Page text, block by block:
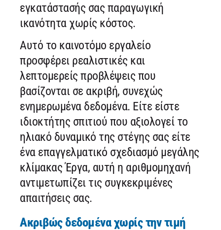
εγκατάστασής σας παραγωγική
ικανότητα χωρίς κόστος.
Αυτό το καινοτόμο εργαλείο
προσφέρει ρεαλιστικές και
λεπτομερείς προβλέψεις που
βασίζονται σε ακριβή, συνεχώς
ενημερωμένα δεδομένα. Είτε είστε
ιδιοκτήτης σπιτιού που αξιολογεί το
ηλιακό δυναμικό της στέγης σας είτε
ένα επαγγελματικό σχεδιασμό μεγάλης
κλίμακας Έργα, αυτή η αριθμομηχανή
αντιμετωπίζει τις συγκεκριμένες
απαιτήσεις σας.
Ακριβώς δεδομένα χωρίς την τιμή